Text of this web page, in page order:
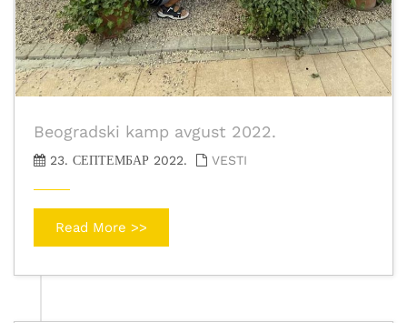
Beogradski kamp avgust 2022.
23. СЕПТЕМБАР 2022. VESTI
Read More >>